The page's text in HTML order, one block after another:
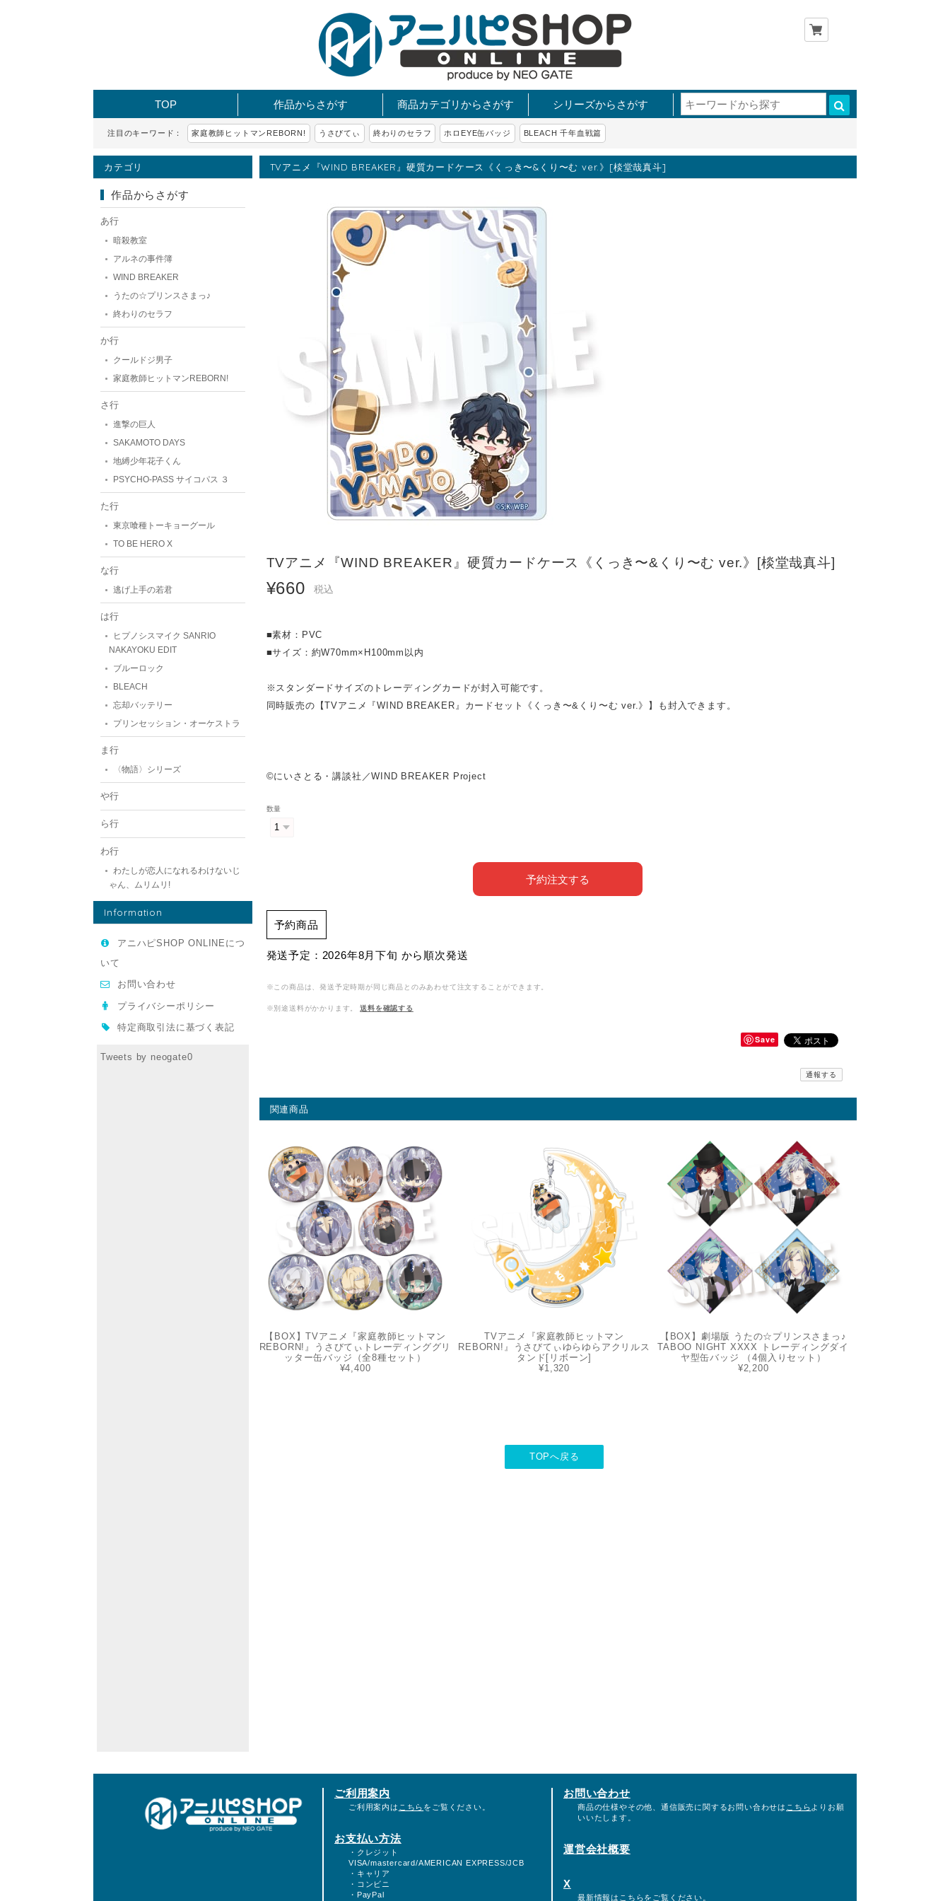
TOP 作品からさがす 商品カテゴリからさがす シリーズからさがす
注目のキーワード： 家庭教師ヒットマンREBORN! うさびてぃ 終わりのセラフ ホロEYE缶バッジ BLEACH 千年血戦篇
カテゴリ
作品からさがす
あ行
暗殺教室
アルネの事件簿
WIND BREAKER
うたの☆プリンスさまっ♪
終わりのセラフ
か行
クールドジ男子
家庭教師ヒットマンREBORN!
さ行
進撃の巨人
SAKAMOTO DAYS
地縛少年花子くん
PSYCHO-PASS サイコパス ３
た行
東京喰種トーキョーグール
TO BE HERO X
な行
逃げ上手の若君
は行
ヒプノシスマイク SANRIO
NAKAYOKU EDIT
ブルーロック
BLEACH
忘却バッテリー
プリンセッション・オーケストラ
ま行
〈物語〉シリーズ
や行
ら行
わ行
わたしが恋人になれるわけないじ
ゃん、ムリムリ!
Information
アニハピSHOP ONLINEにつ
いて
お問い合わせ
プライバシーポリシー
特定商取引法に基づく表記
Tweets by neogate0
TVアニメ『WIND BREAKER』硬質カードケース《くっき〜&くり〜む ver.》[棪堂哉真斗]
TVアニメ『WIND BREAKER』硬質カードケース《くっき〜&くり〜む ver.》[棪堂哉真斗]
¥660 税込
■素材：PVC
■サイズ：約W70mm×H100mm以内
※スタンダードサイズのトレーディングカードが封入可能です。
同時販売の【TVアニメ『WIND BREAKER』カードセット《くっき〜&くり〜む ver.》】も封入できます。
©にいさとる・講談社／WIND BREAKER Project
数量
予約注文する
予約商品
発送予定：2026年8月下旬 から順次発送
※この商品は、発送予定時期が同じ商品とのみあわせて注文することができます。
※別途送料がかかります。 送料を確認する
Save
通報する
関連商品
【BOX】TVアニメ『家庭教師ヒットマン
REBORN!』うさびてぃトレーディンググリ
ッター缶バッジ（全8種セット）
¥4,400
TVアニメ『家庭教師ヒットマン
REBORN!』うさびてぃゆらゆらアクリルス
タンド[リボーン]
¥1,320
【BOX】劇場版 うたの☆プリンスさまっ♪
TABOO NIGHT XXXX トレーディングダイ
ヤ型缶バッジ （4個入りセット）
¥2,200
TOPへ戻る
ご利用案内
ご利用案内は こちら をご覧ください。
お支払い方法
・クレジット
VISA/mastercard/AMERICAN EXPRESS/JCB
・キャリア
・コンビニ
・PayPal
お問い合わせ
商品の仕様やその他、通信販売に関するお問い合わせは こちら よりお願
いいたします。
運営会社概要
X
最新情報は こちらをご覧ください。